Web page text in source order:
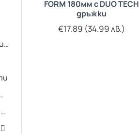
Други електрически и бензинови машини
Зидарски и бояджийски инструменти
Консумативи и резервни части
FORM 180мм с DUO TECH
дръжки
€17.89 (34.99 лв.)